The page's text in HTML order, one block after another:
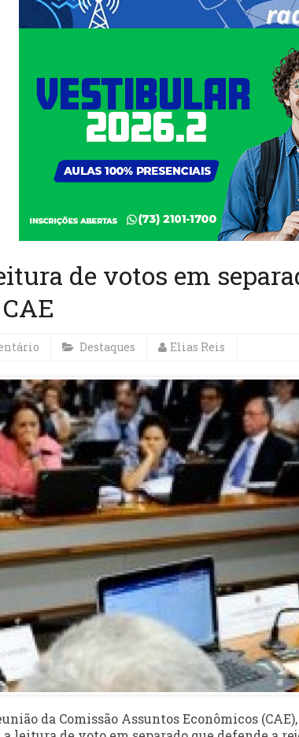
de votos em
Destaques Elias Reis
da Comissão Assuntos Econômicos